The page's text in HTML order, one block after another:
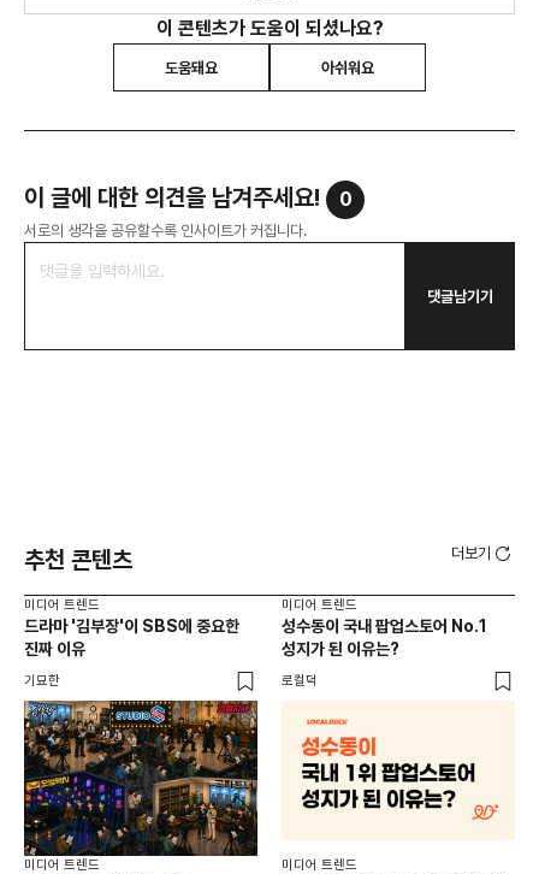
이 콘텐츠가 도움이 되셨나요?
도움돼요 아쉬워요
이 글에 대한 의견을 남겨주세요! 0
서로의 생각을 공유할수록 인사이트가 커집니다.
댓글남기기
추천 콘텐츠 더보기
미디어 트렌드
드라마 '김부장'이 SBS에 중요한
진짜 이유
기묘한
미디어 트렌드
성수동이 국내 팝업스토어 No.1
성지가 된 이유는?
로컬덕
미디어 트렌드 미디어 트렌드